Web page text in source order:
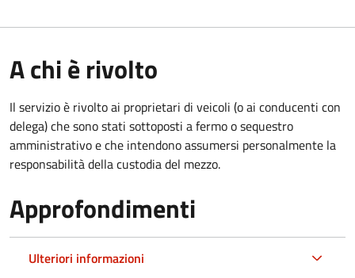
A chi è rivolto
Il servizio è rivolto ai proprietari di veicoli (o ai conducenti con
delega) che sono stati sottoposti a fermo o sequestro
amministrativo e che intendono assumersi personalmente la
responsabilità della custodia del mezzo.
Approfondimenti
Ulteriori informazioni